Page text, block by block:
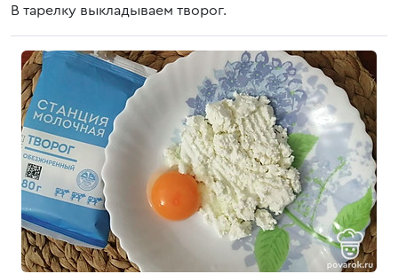
В тарелку выкладываем творог.